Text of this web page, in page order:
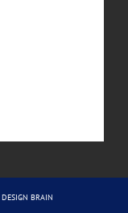
DESIGN BRAIN